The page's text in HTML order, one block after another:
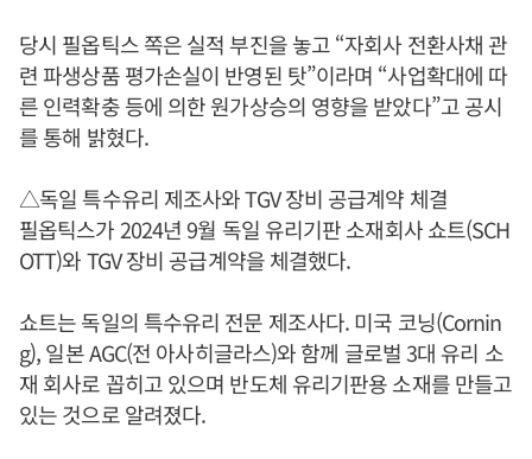
당시 필옵틱스 쪽은 실적 부진을 놓고 “자회사 전환사채 관
련 파생상품 평가손실이 반영된 탓”이라며 “사업확대에 따
른 인력확충 등에 의한 원가상승의 영향을 받았다”고 공시
를 통해 밝혔다.
△독일 특수유리 제조사와 TGV 장비 공급계약 체결
필옵틱스가 2024년 9월 독일 유리기판 소재회사 쇼트(SCH
OTT)와 TGV 장비 공급계약을 체결했다.
쇼트는 독일의 특수유리 전문 제조사다. 미국 코닝(Cornin
g), 일본 AGC(전 아사히글라스)와 함께 글로벌 3대 유리 소
재 회사로 꼽히고 있으며 반도체 유리기판용 소재를 만들고
있는 것으로 알려졌다.